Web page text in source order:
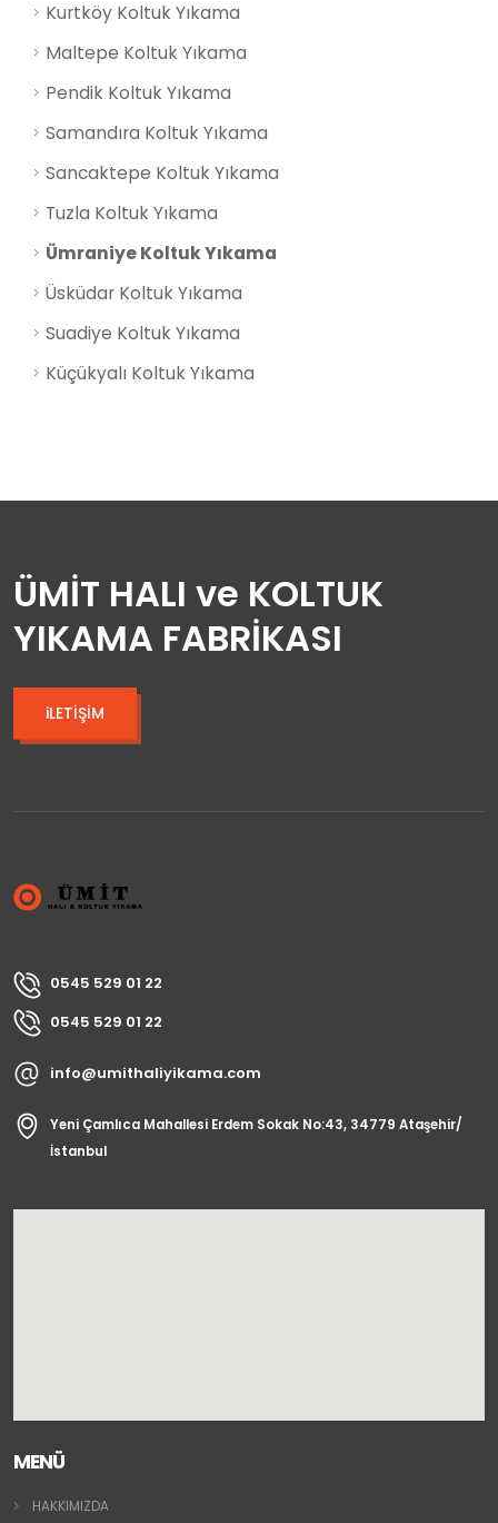
Kurtköy Koltuk Yıkama
Maltepe Koltuk Yıkama
Pendik Koltuk Yıkama
Samandıra Koltuk Yıkama
Sancaktepe Koltuk Yıkama
Tuzla Koltuk Yıkama
Ümraniye Koltuk Yıkama
Üsküdar Koltuk Yıkama
Suadiye Koltuk Yıkama
Küçükyalı Koltuk Yıkama
ÜMİT HALI ve KOLTUK
YIKAMA FABRİKASI
iLETİŞİM
0545 529 01 22
0545 529 01 22
info@umithaliyikama.com
Yeni Çamlıca Mahallesi Erdem Sokak No:43, 34779 Ataşehir/
İstanbul
MENÜ
HAKKIMIZDA